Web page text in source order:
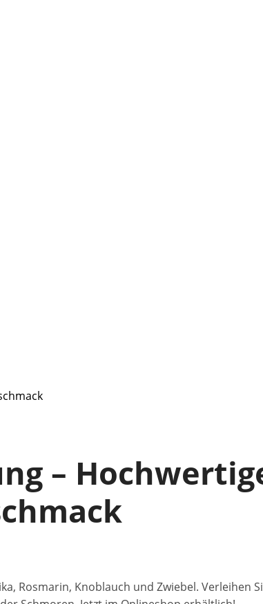
–
Rosmarin, Knoblauch und Zwiebel. Verleihen